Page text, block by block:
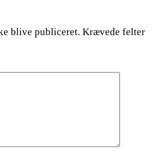
blive publiceret. Krævede felter